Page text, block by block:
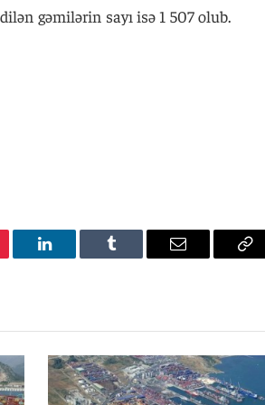
gəmilərin sayı isə 1 507 olub.
LinkedIn Tumblr Email